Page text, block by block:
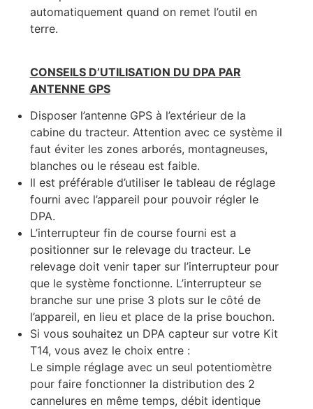
automatiquement quand on remet l’outil en
terre.
CONSEILS D’UTILISATION DU DPA PAR
ANTENNE GPS
Disposer l’antenne GPS à l’extérieur de la
cabine du tracteur. Attention avec ce système il
faut éviter les zones arborés, montagneuses,
blanches ou le réseau est faible.
Il est préférable d’utiliser le tableau de réglage
fourni avec l’appareil pour pouvoir régler le
DPA.
L’interrupteur fin de course fourni est a
positionner sur le relevage du tracteur. Le
relevage doit venir taper sur l’interrupteur pour
que le système fonctionne. L’interrupteur se
branche sur une prise 3 plots sur le côté de
l’appareil, en lieu et place de la prise bouchon.
Si vous souhaitez un DPA capteur sur votre Kit
T14, vous avez le choix entre :
Le simple réglage avec un seul potentiomètre
pour faire fonctionner la distribution des 2
cannelures en même temps, débit identique